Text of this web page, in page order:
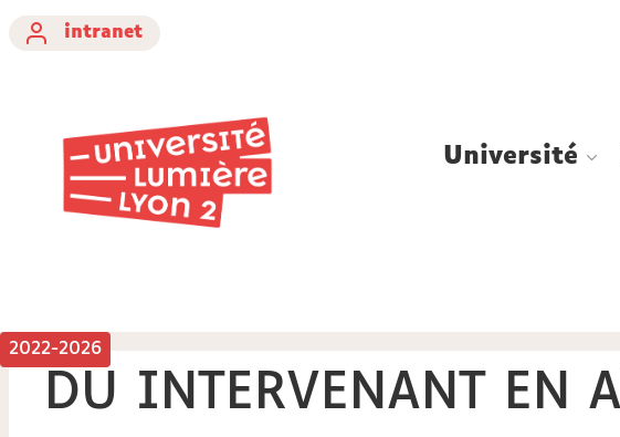
intranet
Université
2022-2026
DU INTERVENANT EN